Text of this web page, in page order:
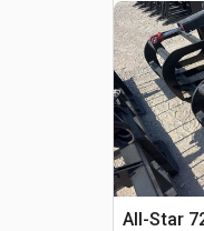
All-Star